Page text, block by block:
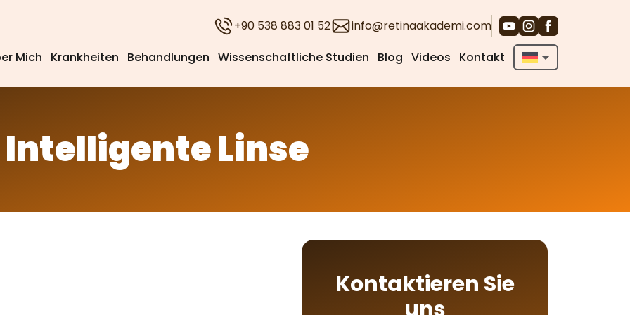
+90 538 883 01 52
info@retinaakademi.com
Mich
Krankheiten Behandlungen Wissenschaftliche Studien Blog Videos Kontakt
Intelligente Linse
Kontaktieren Sie